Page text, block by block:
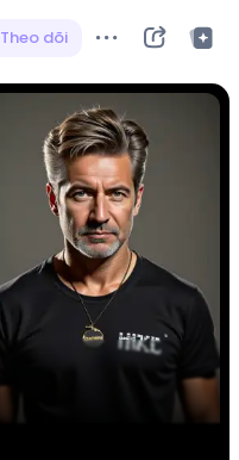
Theo dõi